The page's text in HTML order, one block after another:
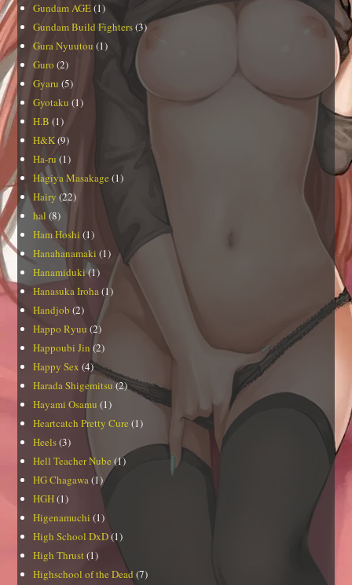
Gundam AGE(1)
Gundam Build Fighters(3)
Gura Nyuutou (1)
Guro (2)
Gyaru (5)
Gyotaku (1)
H.B (1)
H&K(9)
Ha-ru (1)
Hagiya Masakage (1)
Hairy (22)
hal (8)
Ham Hoshi (1)
Hanahanamaki (1)
Hanamiduki(1)
Hanasuka Iroha(1)
Handjob (2)
Happo Ryuu (2)
Happoubi Jin (2)
Happy Sex (4)
Harada Shigemitsu(2)
Hayami Osamu (1)
Heartcatch Pretty Cure (1)
Heels(3)
Hell Teacher Nube (1)
HG Chagawa(1)
HGH(1)
Higenamuchi (1)
High School DxD(1)
High Thrust (1)
Highschool of the Dead (7)